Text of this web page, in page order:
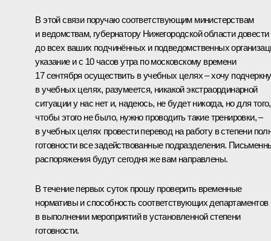
В этой связи поручаю соответствующим министерствам
и ведомствам, губернатору Нижегородской области довести
до всех ваших подчинённых и подведомственных
указание и с 10 часов утра по московскому времени
17 сентября осуществить в учебных целях – хочу
в учебных целях, разумеется, никакой экстраординарной
ситуации у нас нет и, надеюсь, не будет никогда, но для того,
чтобы этого не было, нужно проводить такие тренировки, –
в учебных целях провести перевод на работу в степени
готовности все задействованные подразделения.
распоряжения будут сегодня же вам направлены.
В течение первых суток прошу проверить временные
нормативы и способность соответствующих департаментов
в выполнении мероприятий в установленной степени
готовности.